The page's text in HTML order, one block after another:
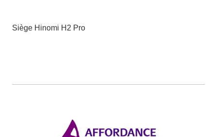
Siège Hinomi H2 Pro